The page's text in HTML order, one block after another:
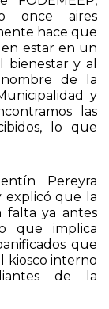
FODEMEEP,
once aires
hace que
estar en un
bienestar y al
de la
y
las
lo que
Pereyra
explicó que la
falta ya antes
que implica
que
kiosco interno
de la